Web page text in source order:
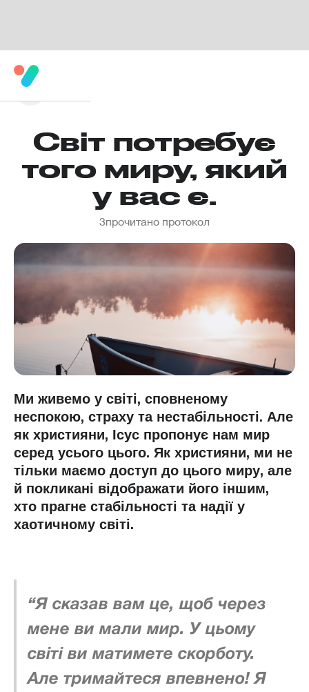
Світ потребує
того миру, який
у вас є.
3прочитано протокол
Ми живемо у світі, сповненому
неспокою, страху та нестабільності. Але
як християни, Ісус пропонує нам мир
серед усього цього. Як християни, ми не
тільки маємо доступ до цього миру, але
й покликані відображати його іншим,
хто прагне стабільності та надії у
хаотичному світі.
“Я сказав вам це, щоб через
мене ви мали мир. У цьому
світі ви матимете скорботу.
Але тримайтеся впевнено! Я